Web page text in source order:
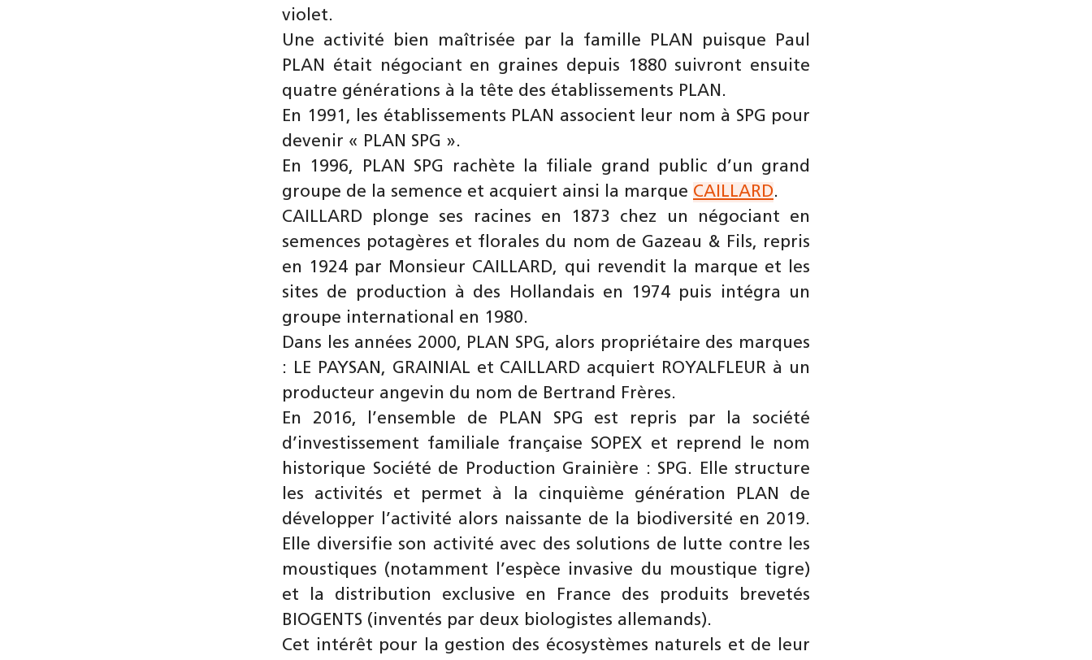
violet.
Une activité bien maîtrisée par la famille PLAN puisque Paul
PLAN était négociant en graines depuis 1880 suivront ensuite
quatre générations à la tête des établissements PLAN.
En 1991, les établissements PLAN associent leur nom à SPG pour
devenir « PLAN SPG ».
En 1996, PLAN SPG rachète la filiale grand public d’un grand
groupe de la semence et acquiert ainsi la marque CAILLARD.
CAILLARD plonge ses racines en 1873 chez un négociant en
semences potagères et florales du nom de Gazeau & Fils, repris
en 1924 par Monsieur CAILLARD, qui revendit la marque et les
sites de production à des Hollandais en 1974 puis intégra un
groupe international en 1980.
Dans les années 2000, PLAN SPG, alors propriétaire des marques
: LE PAYSAN, GRAINIAL et CAILLARD acquiert ROYALFLEUR à un
producteur angevin du nom de Bertrand Frères.
En 2016, l’ensemble de PLAN SPG est repris par la société
d’investissement familiale française SOPEX et reprend le nom
historique Société de Production Grainière : SPG. Elle structure
les activités et permet à la cinquième génération PLAN de
développer l’activité alors naissante de la biodiversité en 2019.
Elle diversifie son activité avec des solutions de lutte contre les
moustiques (notamment l’espèce invasive du moustique tigre)
et la distribution exclusive en France des produits brevetés
BIOGENTS (inventés par deux biologistes allemands).
Cet intérêt pour la gestion des écosystèmes naturels et de leur